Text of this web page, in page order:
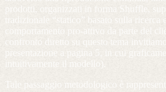
prodotti, organizzati in forma Shuffle,
tradizionale “statico” basato sulla ricerca
comportamento pro-attivo da parte del
confronto diretto su questo tema invitiamo
presentazione a pagina 5, in cui
intuitivamente il modello).
Tale passaggio metodologico è